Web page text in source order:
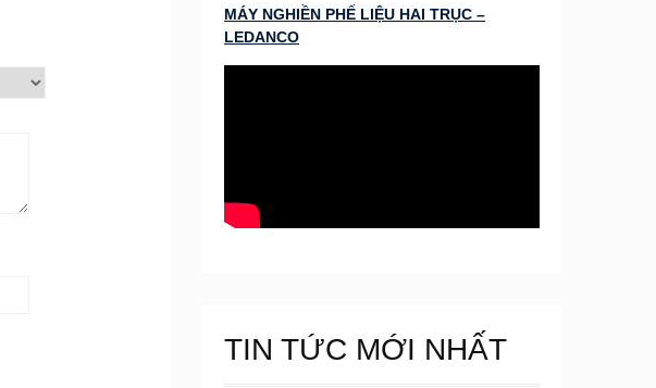
MÁY NGHIỀN PHẾ LIỆU HAI TRỤC –
LEDANCO
TIN TỨC MỚI NHẤT